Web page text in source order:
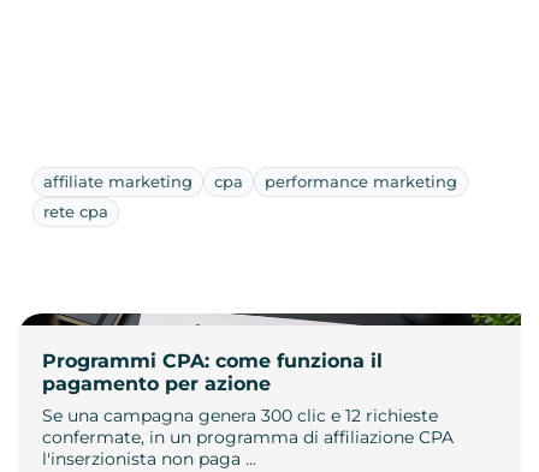
affiliate marketing cpa
performance marketing
rete cpa
Programmi CPA: come funziona il
pagamento per azione
Se una campagna genera 300 clic e 12 richieste
confermate, in un programma di affiliazione CPA
l'inserzionista non paga …